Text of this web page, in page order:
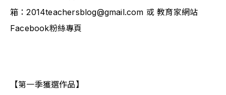
箱：2014teachersblog@gmail.com 或 教育家網站
Facebook粉絲專頁
【第一季獲選作品】